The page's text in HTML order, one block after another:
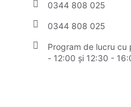
0344 808 025
0344 808 025
Program de lucru cu
- 12:00 și 12:30 -